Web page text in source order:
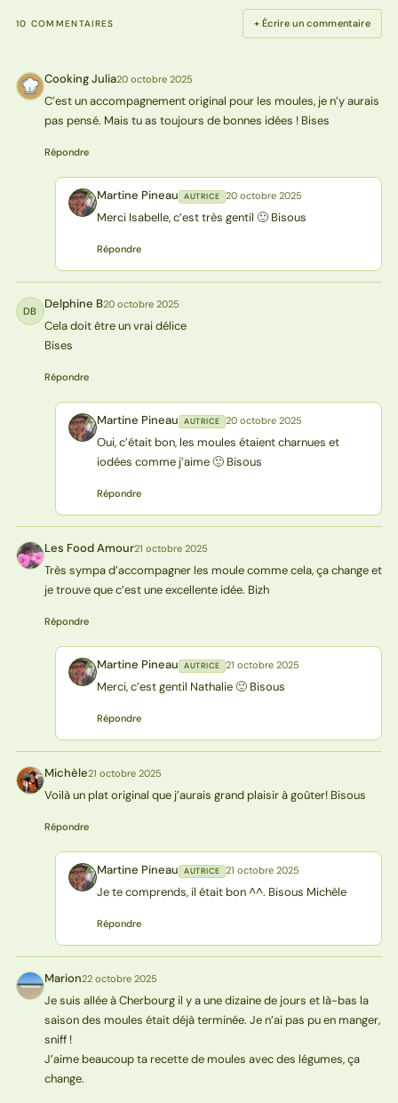
10 COMMENTAIRES + Écrire un commentaire
CJ Cooking Julia20 octobre 2025
C’est un accompagnement original pour les moules, je n’y aurais
pas pensé. Mais tu as toujours de bonnes idées ! Bises
Répondre
MP Martine Pineau AUTRICE 20 octobre 2025
Merci Isabelle, c’est très gentil 🙂 Bisous
Répondre
DB Delphine B20 octobre 2025
Cela doit être un vrai délice
Bises
Répondre
MP Martine Pineau AUTRICE 20 octobre 2025
Oui, c’était bon, les moules étaient charnues et
iodées comme j’aime 🙂 Bisous
Répondre
LA Les Food Amour21 octobre 2025
Très sympa d’accompagner les moule comme cela, ça change et
je trouve que c’est une excellente idée. Bizh
Répondre
MP Martine Pineau AUTRICE 21 octobre 2025
Merci, c’est gentil Nathalie 🙂 Bisous
Répondre
M Michèle21 octobre 2025
Voilà un plat original que j’aurais grand plaisir à goûter! Bisous
Répondre
MP Martine Pineau AUTRICE 21 octobre 2025
Je te comprends, il était bon ^^. Bisous Michèle
Répondre
M Marion22 octobre 2025
Je suis allée à Cherbourg il y a une dizaine de jours et là-bas la
saison des moules était déjà terminée. Je n’ai pas pu en manger,
sniff !
J’aime beaucoup ta recette de moules avec des légumes, ça
change.